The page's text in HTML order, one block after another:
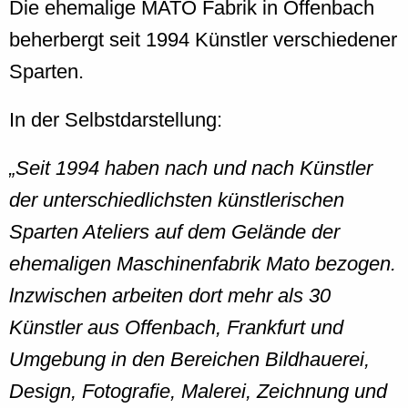
Die ehemalige MATO Fabrik in Offenbach
beherbergt seit 1994 Künstler verschiedener
Sparten.
In der Selbstdarstellung:
Seit 1994 haben nach und nach Künstler
der unterschiedlichsten künstlerischen
Sparten Ateliers auf dem Gelände der
ehemaligen Maschinenfabrik Mato bezogen.
lnzwischen arbeiten dort mehr als 30
Künstler aus Offenbach, Frankfurt und
Umgebung in den Bereichen Bildhauerei,
Design, Fotografie, Malerei, Zeichnung und